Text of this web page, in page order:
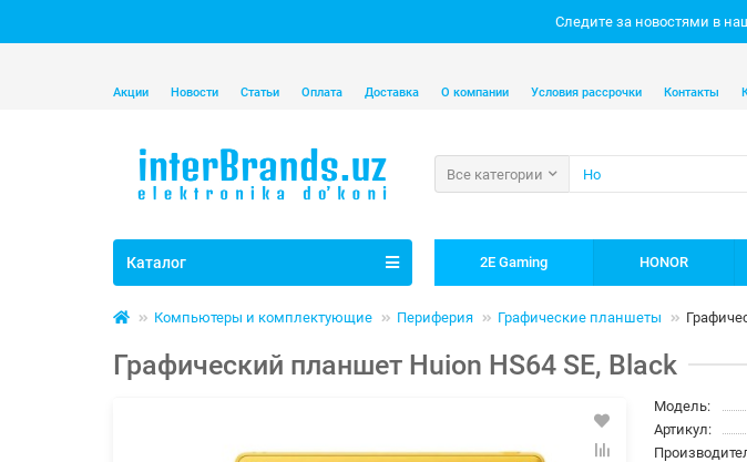
Следите за новостями в
Акции Новости Статьи Оплата Доставка О компании Условия рассрочки Контакты
Все категории
Каталог 2E Gaming HONOR
Компьютеры и комплектующие Периферия Графические планшеты
Графический планшет Huion HS64 SE, Black
Модель:
Артикул: